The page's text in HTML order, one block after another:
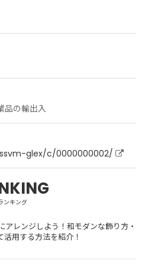
品の輸出入
glex/c/0000000002/
ンキング
アレンジしよう！和モダンな飾り方・
活用する方法を紹介！